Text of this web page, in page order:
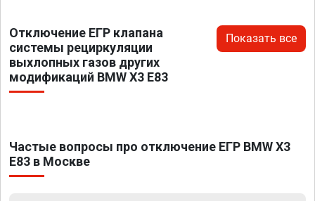
Отключение ЕГР клапана
системы рециркуляции
выхлопных газов других
модификаций BMW X3 E83
Показать все
Частые вопросы про отключение ЕГР BMW X3
E83 в Москве